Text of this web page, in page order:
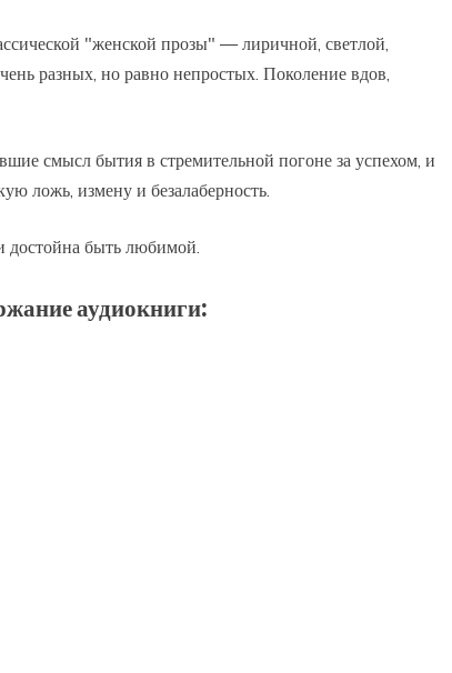
"женской прозы" — лиричной, светлой,
разных, но равно непростых. Поколение вдов,
смысл бытия в стремительной погоне за успехом, и
ложь, измену и безалаберность.
быть любимой.
аудиокниги: